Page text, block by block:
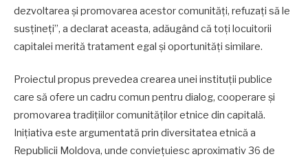
dezvoltarea și promovarea acestor comunități, refuzați să le
susțineți”, a declarat aceasta, adăugând că toți locuitorii
capitalei merită tratament egal și oportunități similare.
Proiectul propus prevedea crearea unei instituții publice
care să ofere un cadru comun pentru dialog, cooperare și
promovarea tradițiilor comunităților etnice din capitală.
Inițiativa este argumentată prin diversitatea etnică a
Republicii Moldova, unde conviețuiesc aproximativ 36 de